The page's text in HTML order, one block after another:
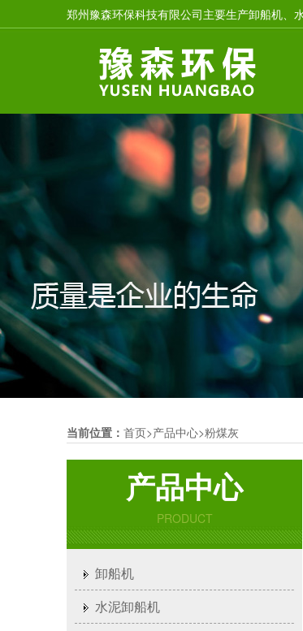
郑州豫森环保科技有限公司主要生产卸船机、
当前位置： 首页>产品中心>粉煤灰
产品中心
PRODUCT
卸船机
水泥卸船机